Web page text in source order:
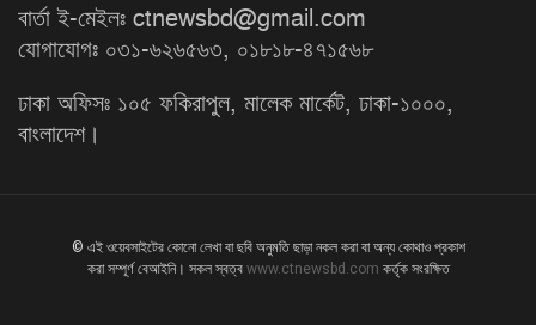
বার্তা ই-মেইলঃ ctnewsbd@gmail.com
যোগাযোগঃ ০৩১-৬২৬৫৬৩, ০১৮১৮-৪৭১৫৬৮
ঢাকা অফিসঃ ১০৫ ফকিরাপুল, মালেক মার্কেট, ঢাকা-১০০০,
বাংলাদেশ।
© এই ওয়েবসাইটের কোনো লেখা বা ছবি অনুমতি ছাড়া নকল করা বা অন্য কোথাও প্রকাশ
করা সম্পূর্ণ বেআইনি। সকল স্বত্ব www.ctnewsbd.com কর্তৃক সংরক্ষিত